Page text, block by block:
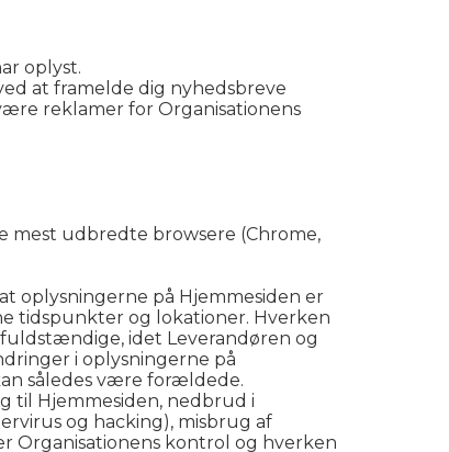
oplyst.
at framelde dig nyhedsbreve
reklamer for Organisationens
mest udbredte browsere (Chrome,
oplysningerne på Hjemmesiden er
tidspunkter og lokationer. Hverken
idet Leverandøren og
i oplysningerne på
således være forældede.
til Hjemmesiden, nedbrud i
og hacking), misbrug af
Organisationens kontrol og hverken